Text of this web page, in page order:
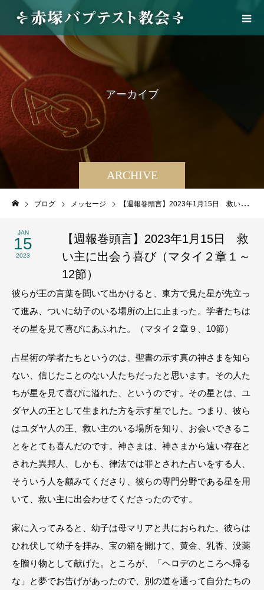
ARCHIVE
アーカイブ
ブログ メッセージ 【週報巻頭言】2023年1月15日 救い主に出会う喜び（マタイ２章１～12節）
JAN
15
2023
【週報巻頭言】2023年1月15日 救
い主に出会う喜び（マタイ２章１～
12節）
彼らが王の言葉を聞いて出かけると、東方で見た星が先立っ
て進み、ついに幼子のいる場所の上に止まった。学者たちは
その星を見て喜びにあふれた。（マタイ２章９、10節）
占星術の学者たちというのは、聖書の示す真の神さまを知ら
ない、信じたことのない人たちだったと思います。その人た
ちが星を見て喜びに溢れた、というのです。その星とは、ユ
ダヤ人の王として生まれた方を示す星でした。つまり、彼ら
はユダヤ人の王、救い主のいる場所を知り、お会いできるこ
とをとても喜んだのです。神さまは、神さまから遠い存在と
された異邦人、しかも、律法では罪とされた占いをする人、
そういう人を顧みてくださり、彼らの専門分野である星を用
いて、救い主に出会わせてくださったのです。
家に入ってみると、幼子は母マリアと共におられた。彼らは
ひれ伏して幼子を拝み、宝の箱を開けて、黄金、乳香、没薬
を贈り物として献げた。ところが、「ヘロデのところへ帰る
な」と夢でお告げがあったので、別の道を通って自分たちの